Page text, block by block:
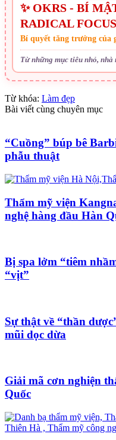
✨ OKRS - BÍ
RADICAL
Bí quyết tăng trưởng của
Từ những mục tiêu nhỏ,
Từ khóa: Làm đẹp
Bài viết cùng chuyên mục
“Cuồng” búp bê
phẫu thuật
Thẩm mỹ viện
nghệ hàng đầu Hàn
Bị spa lởm “tiêm
“vịt”
Sự thật về “thần
mũi dọc dừa
Giải mã cơn nghiện
Quốc